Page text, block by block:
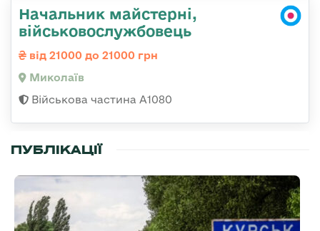
Начальник майстерні,
військовослужбовець
від 21000 до 21000 грн
Миколаїв
Військова частина А1080
ПУБЛІКАЦІЇ